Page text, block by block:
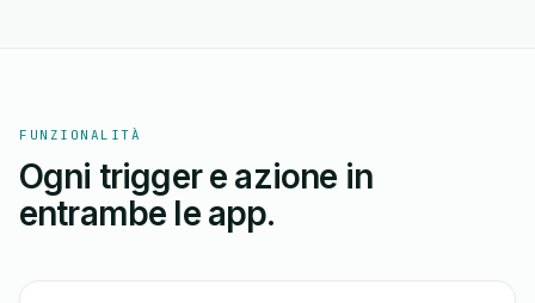
FUNZIONALITÀ
Ogni trigger e azione in
entrambe le app.